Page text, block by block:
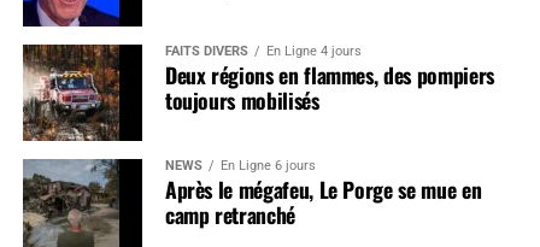
FAITS DIVERS En Ligne 4 jours
Deux régions en flammes, des pompiers
toujours mobilisés
NEWS En Ligne 6 jours
Après le mégafeu, Le Porge se mue en
camp retranché